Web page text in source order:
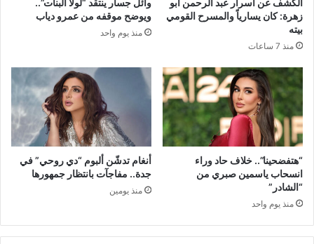
الكشف عن أسرار عبد الرحمن أبو
زهرة: كان يسارياً والمسرح القومي
بيته
منذ 7 ساعات
وائل جسار ينتقد “لولا البنات”..
ويوضح موقفه من عمرو دياب
منذ يوم واحد
“هتفضحينا”.. خلاف حاد وراء
انسحاب ياسمين صبري من
“الشادر”
منذ يوم واحد
أنغام تدشّن ألبوم “دي روحي” في
جدة.. مفاجآت بانتظار جمهورها
منذ يومين